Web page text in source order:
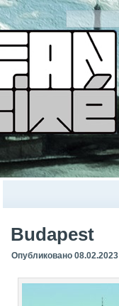
Budapest
Опубликовано 08.02.2023